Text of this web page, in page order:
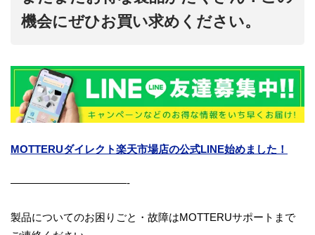
機会にぜひお買い求めください。
MOTTERUダイレクト楽天市場店の公式LINE始めました！
———————————-
製品についてのお困りごと・故障はMOTTERUサポートまで